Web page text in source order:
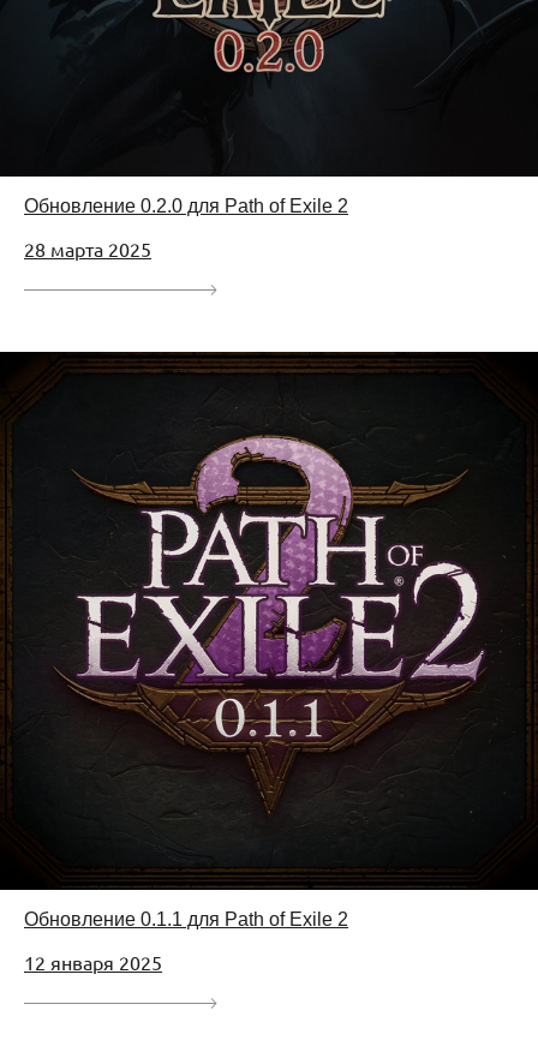
Обновление 0.2.0 для Path of Exile 2
28 марта 2025
Обновление 0.1.1 для Path of Exile 2
12 января 2025